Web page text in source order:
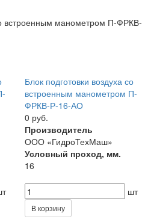
встроенным манометром П-
Блок подготовки воздуха со
встроенным манометром П-
ФРКВ-Р-16-АО
0 руб.
Производитель
ООО «ГидроТехМаш»
Условный проход, мм.
16
шт
В корзину